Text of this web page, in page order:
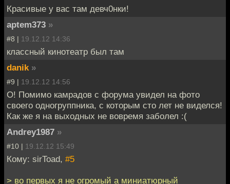
Красивые у вас там девч0нки!
aptem373 »
#8 | 19.12.12 14:36
классный кинотеатр был там
danik »
#9 | 19.12.12 14:56
О! Помимо камрадов с форума увидел на фото
своего одногруппника, с которым сто лет не виделся!
Как же я на выходных не вовремя заболел :(
Andrey1987 »
#10 | 19.12.12 15:49
Кому: sirToad, #5
> во первых я не огромый а миниатюрный